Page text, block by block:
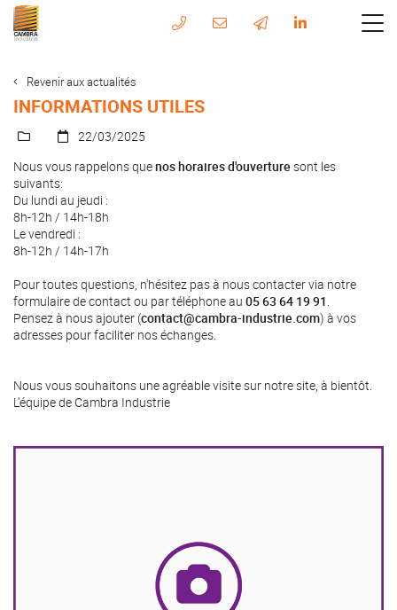
Revenir aux actualités
INFORMATIONS UTILES
22/03/2025
Nous vous rappelons quenos horaires d'ouverture sont les
suivants:
Du lundi au jeudi :
8h-12h / 14h-18h
Le vendredi :
8h-12h / 14h-17h
Pour toutes questions, n'hésitez pas à nous contacter via notre
formulaire de contact ou par téléphone au 05 63 64 19 91.
Pensez à nous ajouter (contact@cambra-industrie.com) à vos
adresses pour faciliter nos échanges.
Nous vous souhaitons une agréable visite sur notre site, à bientôt.
L'équipe de Cambra Industrie